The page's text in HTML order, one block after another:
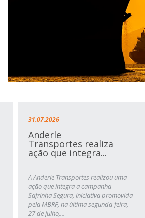
31.07.2026
Anderle
Transportes realiza
ação que integra...
A Anderle Transportes realizou uma
ação que integra a campanha
Safrinha Segura, iniciativa promovida
pela MBRF, na última segunda-feira,
27 de julho,...